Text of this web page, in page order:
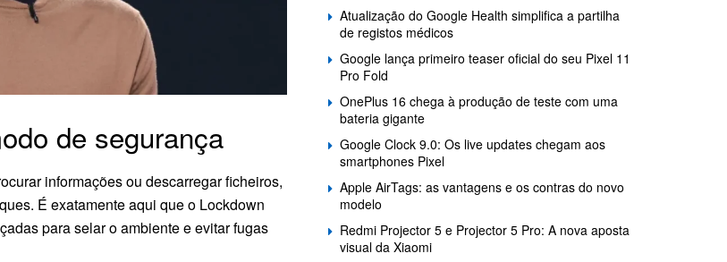
de segurança
informações ou descarregar ficheiros,
É exatamente aqui que o Lockdown
para selar o ambiente e evitar fugas
Atualização do Google Health simplifica a partilha
de registos médicos
Google lança primeiro teaser oficial do seu Pixel 11
Pro Fold
OnePlus 16 chega à produção de teste com uma
bateria gigante
Google Clock 9.0: Os live updates chegam aos
smartphones Pixel
Apple AirTags: as vantagens e os contras do novo
modelo
Redmi Projector 5 e Projector 5 Pro: A nova aposta
visual da Xiaomi